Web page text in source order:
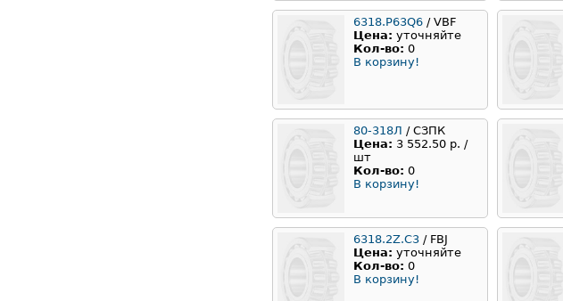
6318.P63Q6 / VBF
Цена: уточняйте
Кол-во: 0
В корзину!
80-318Л / СЗПК
Цена: 3 552.50 р. /
шт
Кол-во: 0
В корзину!
6318.2Z.C3 / FBJ
Цена: уточняйте
Кол-во: 0
В корзину!